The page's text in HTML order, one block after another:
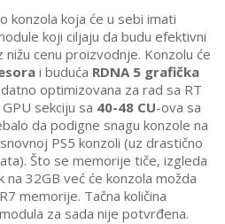
konzola koja će u sebi imati
koji ciljaju da budu efektivni
cenu proizvodnje. Konzolu će
i buduća RDNA 5 grafička
optimizovana za rad sa RT
sekciju sa 40-48 CU-ova sa
da podigne snagu konzole na
PS5 konzoli (uz drastično
Što se memorije tiče, izgleda
32GB već će konzola možda
memorije. Tačna količina
za sada nije potvrđena.